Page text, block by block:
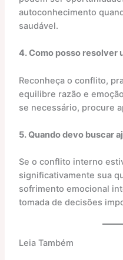
autoconhecimento
saudável.​
4. Como posso resolver
Reconheça o conflito,
equilibre razão e
se necessário, procure
5. Quando devo buscar
Se o conflito interno
significativamente sua
sofrimento emocional
tomada de decisões
Leia Também